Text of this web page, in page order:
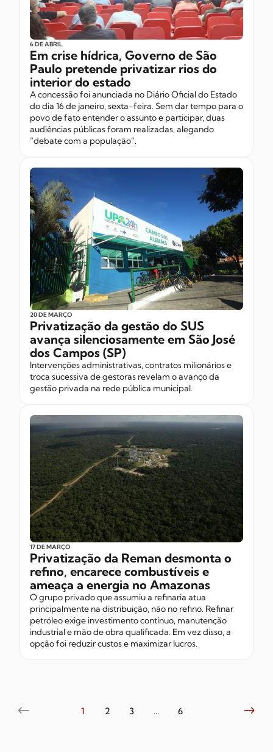
6 DE ABRIL
Em crise hídrica, Governo de São
Paulo pretende privatizar rios do
interior do estado
A concessão foi anunciada no Diário Oficial do Estado
do dia 16 de janeiro, sexta-feira. Sem dar tempo para o
povo de fato entender o assunto e participar, duas
audiências públicas foram realizadas, alegando
“debate com a população”.
20 DE MARÇO
Privatização da gestão do SUS
avança silenciosamente em São José
dos Campos (SP)
Intervenções administrativas, contratos milionários e
troca sucessiva de gestoras revelam o avanço da
gestão privada na rede pública municipal.
17 DE MARÇO
Privatização da Reman desmonta o
refino, encarece combustíveis e
ameaça a energia no Amazonas
O grupo privado que assumiu a refinaria atua
principalmente na distribuição, não no refino. Refinar
petróleo exige investimento contínuo, manutenção
industrial e mão de obra qualificada. Em vez disso, a
opção foi reduzir custos e maximizar lucros.
1 2 3 ... 6